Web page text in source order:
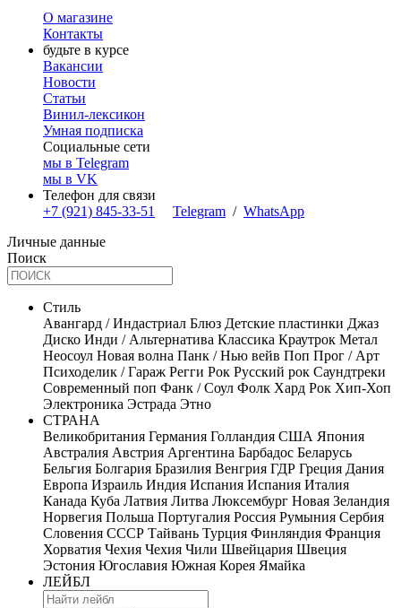
О магазине
Контакты
будьте в курсе
Вакансии
Новости
Статьи
Винил-лексикон
Умная подписка
Социальные сети
мы в Telegram
мы в VK
Телефон для связи
+7 (921) 845-33-51
Telegram / WhatsApp
Личные данные
Поиск
Стиль
Авангард / Индастриал Блюз Детские пластинки Джаз
Диско Инди / Альтернатива Классика Краутрок Метал
Неосоул Новая волна Панк / Нью вейв Поп Прог / Арт
Психоделик / Гараж Регги Рок Русский рок Саундтреки
Современный поп Фанк / Соул Фолк Хард Рок Хип-Хоп
Электроника Эстрада Этно
СТРАНА
Великобритания Германия Голландия США Япония
Австралия Австрия Аргентина Барбадос Беларусь
Бельгия Болгария Бразилия Венгрия ГДР Греция Дания
Европа Израиль Индия Испания Испания Италия
Канада Куба Латвия Литва Люксембург Новая Зеландия
Норвегия Польша Португалия Россия Румыния Сербия
Словения СССР Тайвань Турция Финляндия Франция
Хорватия Чехия Чехия Чили Швейцария Швеция
Эстония Югославия Южная Корея Ямайка
ЛЕЙБЛ